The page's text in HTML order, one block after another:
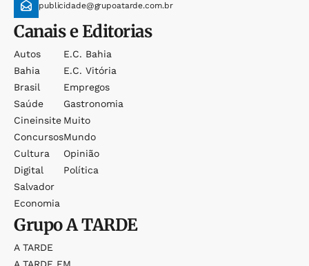
publicidade@grupoatarde.com.br
Canais e Editorias
Autos
Bahia
Brasil
Saúde
Cineinsite
Concursos
Cultura
Digital
Salvador
Economia
E.c. Bahia
E.c. Vitória
Empregos
Gastronomia
Muito
Mundo
Opinião
Política
GrupoA TARDE
A TARDE